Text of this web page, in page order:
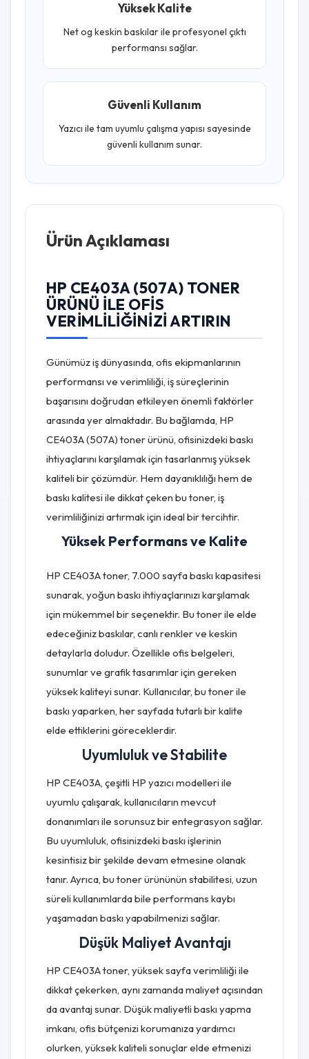
Yüksek Kalite
Net og keskin baskılar ile profesyonel çıktı
performansı sağlar.
Güvenli Kullanım
Yazıcı ile tam uyumlu çalışma yapısı sayesinde
güvenli kullanım sunar.
Ürün Açıklaması
HP CE403A (507A) TONER
ÜRÜNÜ ILE OFIS
VERIMLILIĞINIZI ARTIRIN
Günümüz iş dünyasında, ofis ekipmanlarının
performansı ve verimliliği, iş süreçlerinin
başarısını doğrudan etkileyen önemli faktörler
arasında yer almaktadır. Bu bağlamda, HP
CE403A (507A) toner ürünü, ofisinizdeki baskı
ihtiyaçlarını karşılamak için tasarlanmış yüksek
kaliteli bir çözümdür. Hem dayanıklılığı hem de
baskı kalitesi ile dikkat çeken bu toner, iş
verimliliğinizi artırmak için ideal bir tercihtir.
Yüksek Performans ve Kalite
HP CE403A toner, 7.000 sayfa baskı kapasitesi
sunarak, yoğun baskı ihtiyaçlarınızı karşılamak
için mükemmel bir seçenektir. Bu toner ile elde
edeceğiniz baskılar, canlı renkler ve keskin
detaylarla doludur. Özellikle ofis belgeleri,
sunumlar ve grafik tasarımlar için gereken
yüksek kaliteyi sunar. Kullanıcılar, bu toner ile
baskı yaparken, her sayfada tutarlı bir kalite
elde ettiklerini göreceklerdir.
Uyumluluk ve Stabilite
HP CE403A, çeşitli HP yazıcı modelleri ile
uyumlu çalışarak, kullanıcıların mevcut
donanımları ile sorunsuz bir entegrasyon sağlar.
Bu uyumluluk, ofisinizdeki baskı işlerinin
kesintisiz bir şekilde devam etmesine olanak
tanır. Ayrıca, bu toner ürününün stabilitesi, uzun
süreli kullanımlarda bile performans kaybı
yaşamadan baskı yapabilmenizi sağlar.
Düşük Maliyet Avantajı
HP CE403A toner, yüksek sayfa verimliliği ile
dikkat çekerken, aynı zamanda maliyet açısından
da avantaj sunar. Düşük maliyetli baskı yapma
imkanı, ofis bütçenizi korumanıza yardımcı
olurken, yüksek kaliteli sonuçlar elde etmenizi